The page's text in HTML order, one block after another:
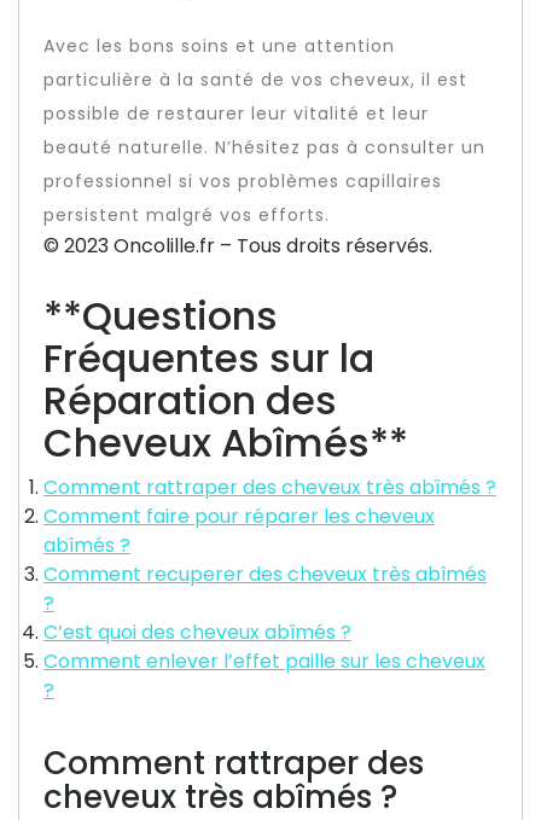
Avec les bons soins et une attention
particulière à la santé de vos cheveux, il est
possible de restaurer leur vitalité et leur
beauté naturelle. N’hésitez pas à consulter un
professionnel si vos problèmes capillaires
persistent malgré vos efforts.
© 2023 Oncolille.fr – Tous droits réservés.
**Questions
Fréquentes sur la
Réparation des
Cheveux Abîmés**
Comment rattraper des cheveux très abîmés ?
Comment faire pour réparer les cheveux
abîmés ?
Comment recuperer des cheveux très abîmés
?
C’est quoi des cheveux abîmés ?
Comment enlever l’effet paille sur les cheveux
?
Comment rattraper des
cheveux très abîmés ?